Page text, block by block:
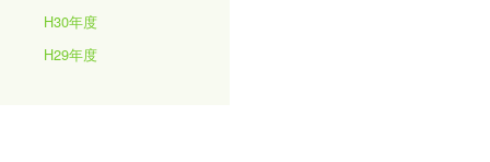
H30年度
H29年度